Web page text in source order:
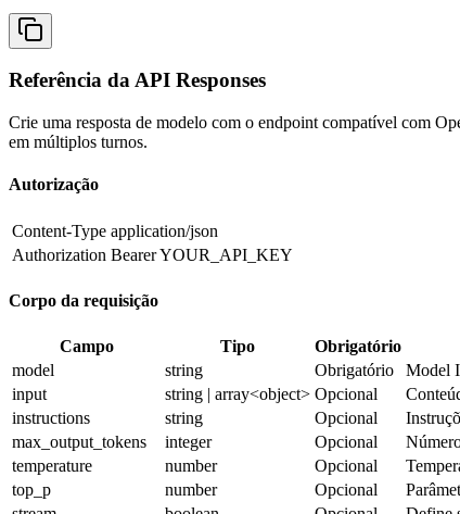
Referência da API Responses
Crie uma resposta de modelo com o endpoint compatível com
em múltiplos turnos.
Autorização
Content-Type application/json
Authorization Bearer YOUR_API_KEY
Corpo da requisição
Campo Tipo Obrigatório
model
string Obrigatório
Model
input
string | array<object> Opcional
instructions
string Opcional
max_output_tokens
integer Opcional
temperature
number Opcional
top_p
number Opcional